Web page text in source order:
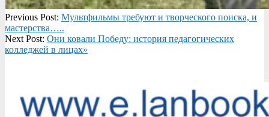
2026-
07-
09
Previous Post: Мультфильмы требуют и творческого поиска, и
мастерства…..
Next Post: Они ковали Победу: история педагогических
колледжей в лицах»